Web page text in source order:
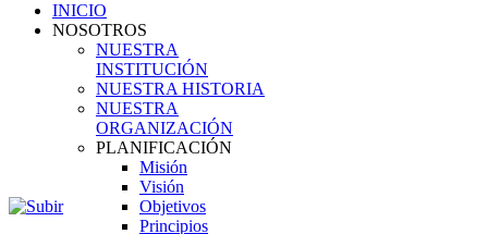
INICIO
NOSOTROS
NUESTRA
INSTITUCIÓN
NUESTRA HISTORIA
NUESTRA
ORGANIZACIÓN
PLANIFICACIÓN
Misión
Visión
Objetivos
Principios